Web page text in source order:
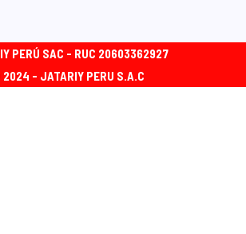
PERÚ SAC - RUC 20603362927
- JATARIY PERU S.A.C